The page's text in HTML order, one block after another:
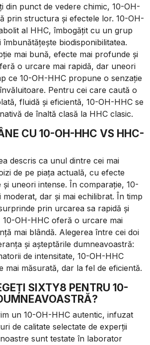
din punct de vedere chimic, 10-OH-
prin structura și efectele lor. 10-OH-
al HHC, îmbogățit cu un grup
biodisponibilitatea.
mai bună, efecte mai profunde și
o urcare mai rapidă, dar uneori
ce 10-OH-HHC propune o senzație
Pentru cei care caută o
fluidă și eficientă, 10-OH-HHC se
de înaltă clasă la HHC clasic.
CU 10-OH-HHC VS HHC-
descris ca unul dintre cei mai
de pe piața actuală, cu efecte
uneori intense. În comparație, 10-
moderat, dar și mai echilibrat. În timp
prin urcarea sa rapidă și
OH-HHC oferă o urcare mai
mai blândă. Alegerea între cei doi
și așteptările dumneavoastră:
de intensitate, 10-OH-HHC
mai măsurată, dar la fel de eficientă.
SIXTY8 PENTRU 10-
un 10-OH-HHC autentic, infuzat
de calitate selectate de experții
sunt testate în laborator